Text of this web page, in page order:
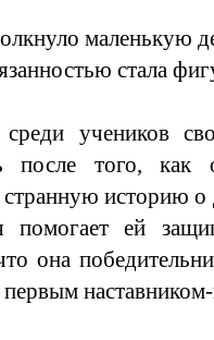
маленькую
стала
учеников
после того, как
странную историю о
помогает ей
она
первым